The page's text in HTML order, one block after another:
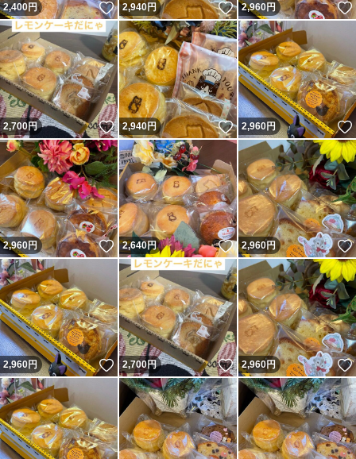
2,400円 いいね！
2,940円 いいね！
2,960円
2,700円 いいね！
2,940円 いいね！
2,960円
2,960円 いいね！
2,640円 いいね！
2,960円
2,960円 いいね！
2,700円 いいね！
2,960円